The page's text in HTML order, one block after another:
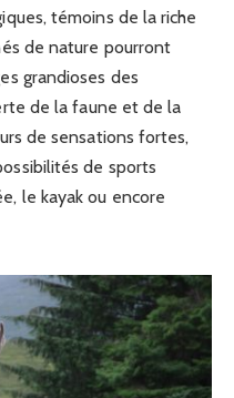
témoins de la riche
de nature pourront
grandioses des
de la faune et de la
de sensations fortes,
de sports
le kayak ou encore